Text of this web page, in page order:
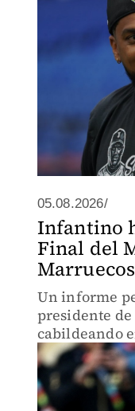
05.08.2026/
Infantino
Final del
Un informe
presidente
cabildeando